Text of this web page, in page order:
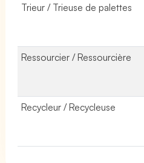
Trieur / Trieuse de palettes
Ressourcier / Ressourcière
Recycleur / Recycleuse